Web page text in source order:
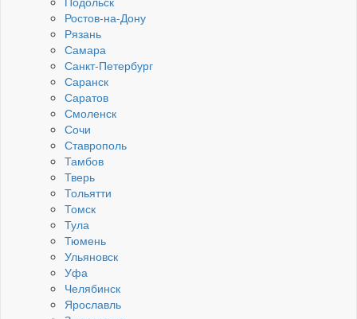
Ростов-на-Дону
Рязань
Самара
Санкт-Петербург
Саранск
Саратов
Смоленск
Сочи
Ставрополь
Тамбов
Тверь
Тольятти
Томск
Тула
Тюмень
Ульяновск
Уфа
Челябинск
Ярославль